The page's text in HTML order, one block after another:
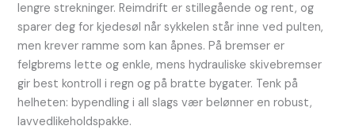
lengre strekninger. Reimdrift er stillegående og rent, og
sparer deg for kjedesøl når sykkelen står inne ved pulten,
men krever ramme som kan åpnes. På bremser er
felgbrems lette og enkle, mens hydrauliske skivebremser
gir best kontroll i regn og på bratte bygater. Tenk på
helheten: bypendling i all slags vær belønner en robust,
lavvedlikeholdspakke.